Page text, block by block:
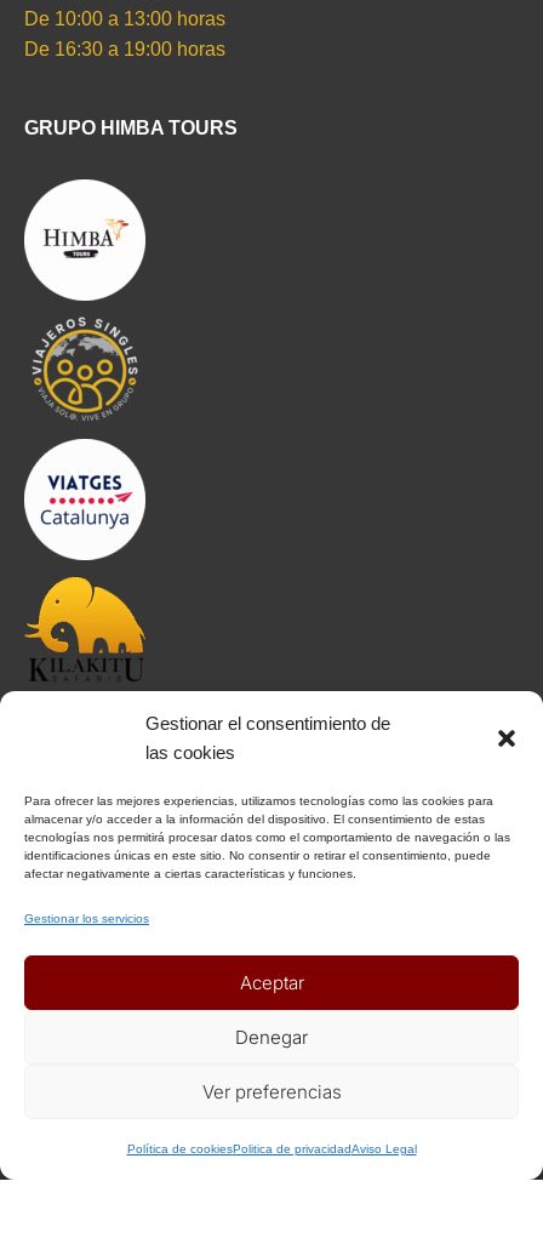
Gestionar el consentimiento de
las cookies
Para ofrecer las mejores experiencias, utilizamos tecnologías como las cookies para
almacenar y/o acceder a la información del dispositivo. El consentimiento de estas
tecnologías nos permitirá procesar datos como el comportamiento de navegación o las
identificaciones únicas en este sitio. No consentir o retirar el consentimiento, puede
afectar negativamente a ciertas características y funciones.
Gestionar los servicios
Aceptar
Denegar
Ver preferencias
Política de cookiesPolitica de privacidadAviso Legal
De 10:00 a 13:00 horas
De 16:30 a 19:00 horas
GRUPO HIMBA TOURS
INFORMACIÓN
Aviso Legal
Política de Privacidad
Política de Cookies
ENLACES DE INTERÉS
Recomendaciones de viaje del Ministerio de Exterior